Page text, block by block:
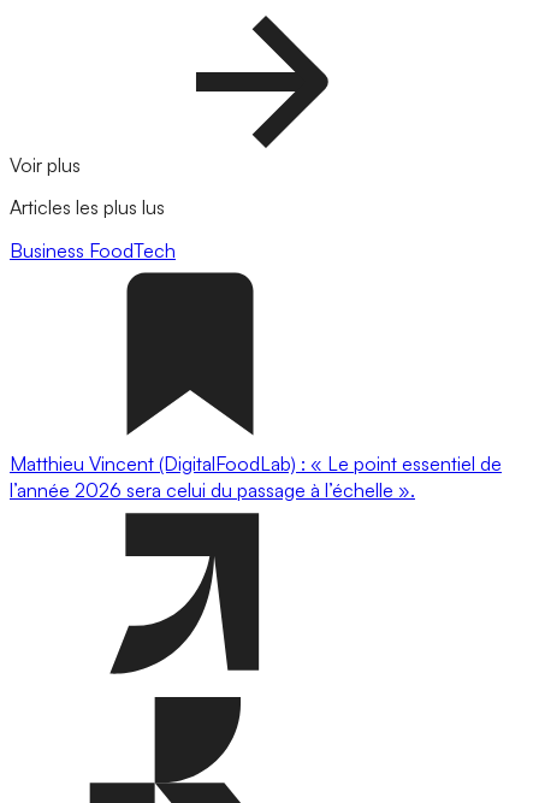
Voir plus
Articles les plus lus
Business FoodTech
Matthieu Vincent (DigitalFoodLab) : « Le point essentiel de
l’année 2026 sera celui du passage à l’échelle ».